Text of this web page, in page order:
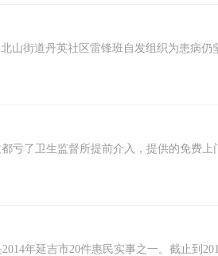
山街道丹英社区雷锋班自发组织为患病仍
亏了卫生监督所提前介入，提供的免费上
年延吉市20件惠民实事之一。截止到